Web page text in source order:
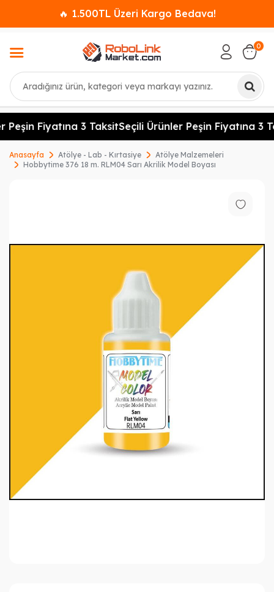
🔥 1.500TL Üzeri Kargo Bedava!
Ara
0
Fiyatına 3 TaksitSeçili Ürünler Peşin Fiyatına 3
Anasayfa Atölye - Lab - Kırtasiye
Atölye Malzemeleri
Hobbytime 376 18 m. RLM04 Sarı Akrilik Model Boyası